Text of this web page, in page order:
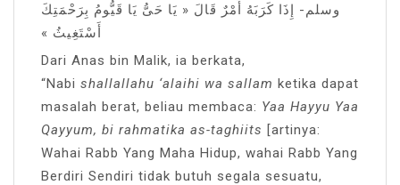
وسلم- إِذَا كَرَبَهُ أَمْرٌ قَالَ « يَا حَىُّ يَا قَيُّومُ بِرَحْمَتِكَ
أَسْتَغِيثُ »
Dari Anas bin Malik, ia berkata,
“Nabi shallallahu ‘alaihi wa sallam ketika dapat
masalah berat, beliau membaca: Yaa Hayyu Yaa
Qayyum, bi rahmatika as-taghiits [artinya:
Wahai Rabb Yang Maha Hidup, wahai Rabb Yang
Berdiri Sendiri tidak butuh segala sesuatu,